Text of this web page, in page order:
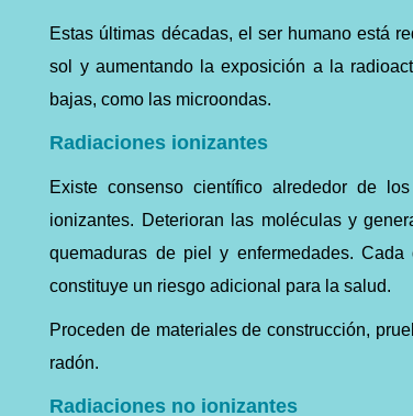
Estas últimas décadas, el ser humano está
sol y aumentando la exposición a la
bajas, como las microondas.
Radiaciones ionizantes
Existe consenso científico alrededor de
ionizantes. Deterioran las moléculas y
quemaduras de piel y enfermedades.
constituye un riesgo adicional para la salud.
Proceden de materiales de construcción,
radón.
Radiaciones no ionizantes